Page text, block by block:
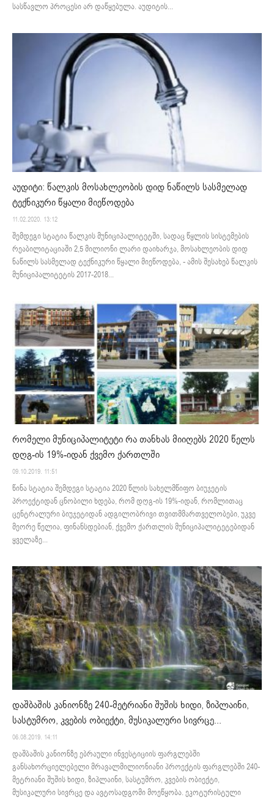
სასწავლო პროცესი არ დაწყებულა. აუდიტის...
აუდიტი: წალკის მოსახლეობის დიდ ნაწილს სასმელად
ტექნიკური წყალი მიეწოდება
11.02.2020. 13:12
შემდეგი სტატია წალკის მუნიციპალიტეტში, სადაც წყლის სისტემების
რეაბილიტაციაში 2,5 მილიონი ლარი დაიხარჯა, მოსახლეობის დიდ
ნაწილს სასმელად ტექნიკური წყალი მიეწოდება, - ამის შესახებ წალკის
მუნიციპალიტეტის 2017-2018...
რომელი მუნიციპალიტეტი რა თანხას მიიღებს 2020 წელს
დღგ-ის 19%-იდან ქვემო ქართლში
09.10.2019. 11:51
წინა სტატია შემდეგი სტატია 2020 წლის სახელმწიფო ბიუჯეტის
პროექტიდან ცნობილი ხდება, რომ დღგ-ის 19%-იდან, რომლითაც
ცენტრალური ბიუჯეტიდან ადგილობრივი თვითმმართველობები, უკვე
მეორე წელია, ფინანსდებიან, ქვემო ქართლის მუნიციპალიტეტებიდან
ყველაზე...
დაშბაშის კანიონზე 240-მეტრიანი შუშის ხიდი, ზიპლაინი,
სასტუმრო, კვების ობიექტი, მუსიკალური სივრცე...
06.08.2019. 14:11
დაშბაშის კანიონზე ებრაული ინვესტიციის ფარგლებში
განსახორციელებელი მრავალმილიონიანი პროექტის ფარგლებში 240-
მეტრიანი შუშის ხიდი, ზიპლაინი, სასტუმრო, კვების ობიექტი,
მუსიკალური სივრცე და ავტოსადგომი მოეწყობა. ეკოტურისტული